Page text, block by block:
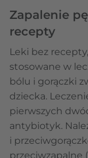
Zapalenie
recepty
Leki bez
stosowane w
bólu i gorączki
dziecka.
pierwszych
antybiotyk.
i
przeciwzapalne